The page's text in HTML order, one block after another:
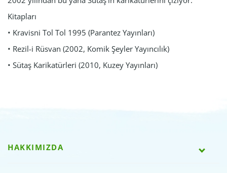
Kitapları
• Kravisni Tol Tol 1995 (Parantez Yayınları)
• Rezil-i Rüsvan (2002, Komik Şeyler Yayıncılık)
• Sütaş Karikatürleri (2010, Kuzey Yayınları)
HAKKIMIZDA